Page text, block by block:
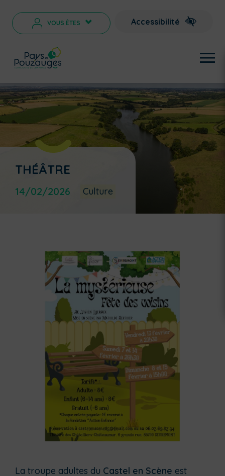
VOUS ÊTES > Accessibilité
THÉÂTRE
14/02/2026 Culture
La troupe adultes du Castel en Scène est